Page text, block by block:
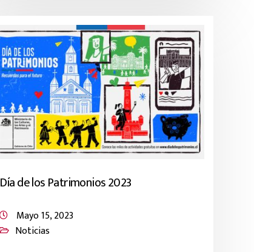
Día de los Patrimonios 2023
Mayo 15, 2023
Noticias